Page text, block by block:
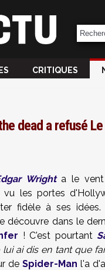
CRITIQUES
dead a refusé
Wrighta le vent
vu les portes
fidèle à ses
découvre dans le
! C'est pourtant
ai dis en tant que
de Spider-Man l'a